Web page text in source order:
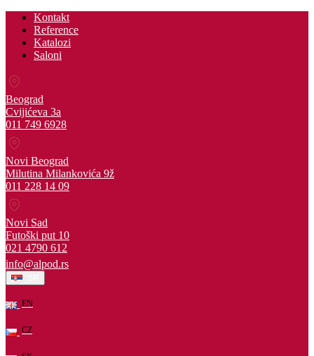
Kontakt
Reference
Katalozi
Saloni
Beograd
Cvijićeva 3a
011 749 6928
Novi Beograd
Milutina Milankovića 9ž
011 228 14 09
Novi Sad
Futoški put 10
021 4790 612
info@alpod.rs
EN
CZ